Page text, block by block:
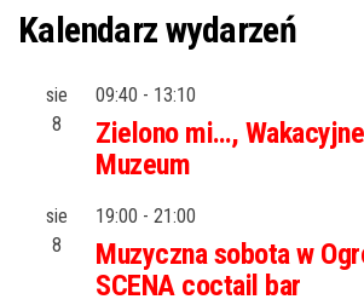
Kalendarz wydarzeń
sie
8
09:40 - 13:10
Zielono mi…,
Muzeum
sie
8
19:00 - 21:00
Muzyczna sobota w
SCENA coctail bar